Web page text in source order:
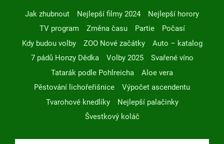
Jak zhubnout Nejlepší filmy 2024
Nejlepší horory
TV program
Změna času Partie
Počasí
Kdy budou volby
ZOO Nové začátky
Auto – katalog
7 pádů Honzy Dědka
Volby 2025
Svařené víno
Tatarák podle Pohlreicha
Aloe vera
Pěstování lichořeřišnice
Výpočet ascendentu
Tvarohové knedlíky
Nejlepší palačinky
Švestkový koláč